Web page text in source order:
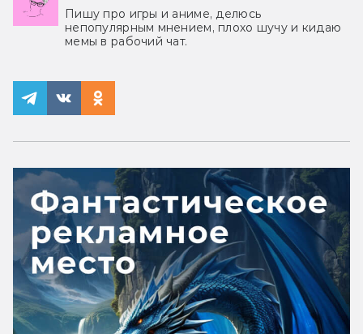
Пишу про игры и аниме, делюсь
непопулярным мнением, плохо шучу и кидаю
мемы в рабочий чат.